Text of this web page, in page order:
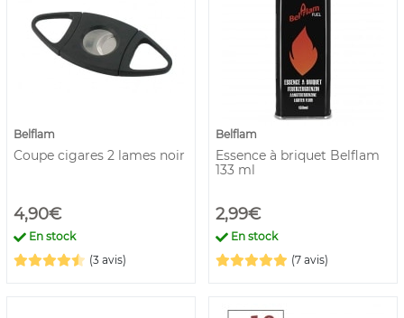
Belflam
Coupe cigares 2 lames noir
4,90€
En stock
(3 avis)
Belflam
Essence à briquet Belflam
133 ml
2,99€
En stock
(7 avis)